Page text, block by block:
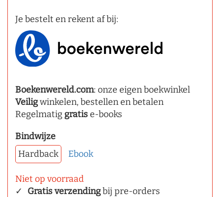
Je bestelt en rekent af bij:
Boekenwereld.com: onze eigen boekwinkel
Veiligwinkelen, bestellen en betalen
Regelmatig gratise-books
Bindwijze
Hardback
Ebook
Niet op voorraad
Gratis verzendingbij pre-orders